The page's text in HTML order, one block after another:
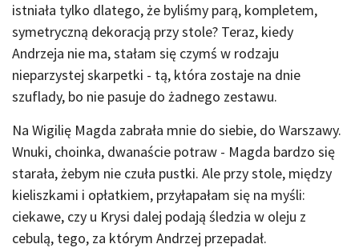
istniała tylko dlatego, że byliśmy parą, kompletem,
symetryczną dekoracją przy stole? Teraz, kiedy
Andrzeja nie ma, stałam się czymś w rodzaju
nieparzystej skarpetki - tą, która zostaje na dnie
szuflady, bo nie pasuje do żadnego zestawu.
Na Wigilię Magda zabrała mnie do siebie, do Warszawy.
Wnuki, choinka, dwanaście potraw - Magda bardzo się
starała, żebym nie czuła pustki. Ale przy stole, między
kieliszkami i opłatkiem, przyłapałam się na myśli:
ciekawe, czy u Krysi dalej podają śledzia w oleju z
cebulą, tego, za którym Andrzej przepadał.